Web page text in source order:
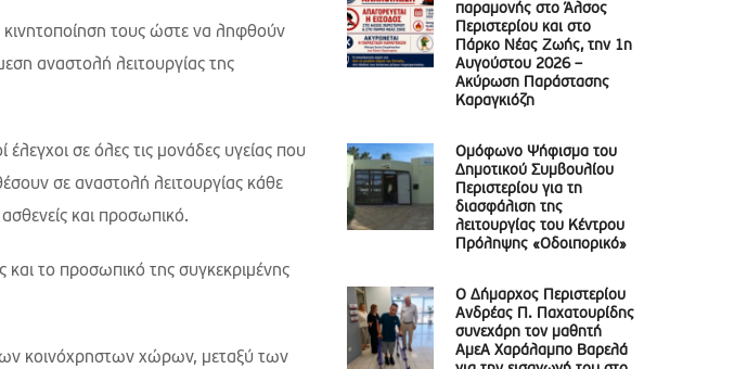
κινητοποίηση τους ώστε να ληφθούν
αναστολή λειτουργίας της
σε όλες τις μονάδες υγείας που
σε αναστολή λειτουργίας κάθε
και προσωπικό.
και το προσωπικό της συγκεκριμένης
κοινόχρηστων χώρων, μεταξύ των
παραμονής στο Άλσος
Περιστερίου και στο
Πάρκο Νέας Ζωής, την 1η
Αυγούστου 2026 –
Ακύρωση Παράστασης
Καραγκιόζη
Ομόφωνο Ψήφισμα του
Δημοτικού Συμβουλίου
Περιστερίου για τη
διασφάλιση της
λειτουργίας του Κέντρου
Πρόληψης «Οδοιπορικό»
Ο Δήμαρχος Περιστερίου
Ανδρέας Π. Παχατουρίδης
συνεχάρη τον μαθητή
ΑμεΑ Χαράλαμπο Βαρελά